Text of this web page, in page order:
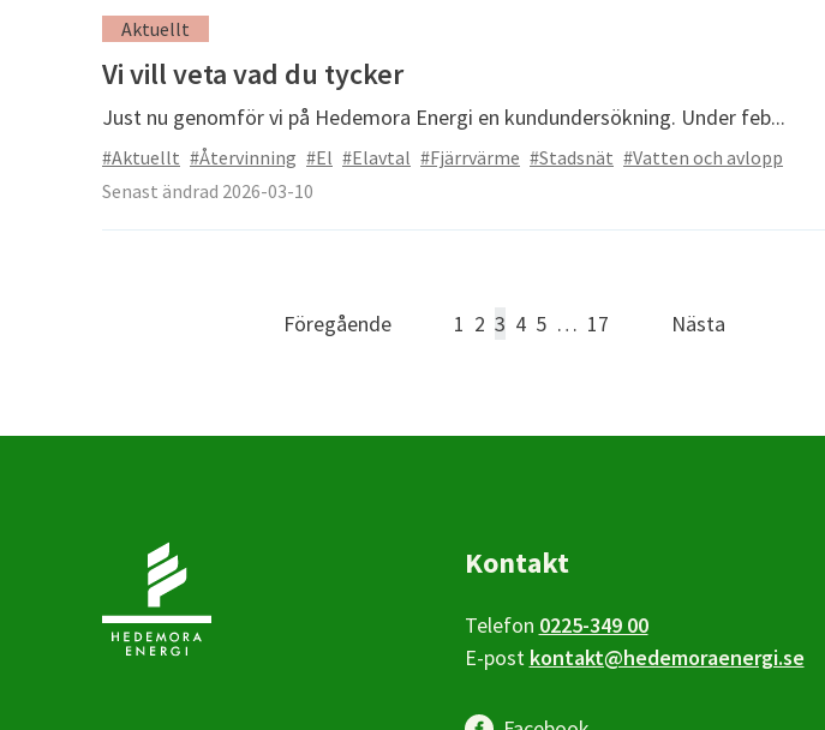
Aktuellt
Vi vill veta vad du tycker
Just nu genomför vi på Hedemora Energi en kundundersökning. Under feb...
#Aktuellt #Återvinning #El #Elavtal #Fjärrvärme #Stadsnät #Vatten och avlopp
Senast ändrad 2026-03-10
Föregående 1 2 3 4 5 … 17 Nästa
Kontakt
Telefon 0225-349 00
E-post kontakt@hedemoraenergi.se